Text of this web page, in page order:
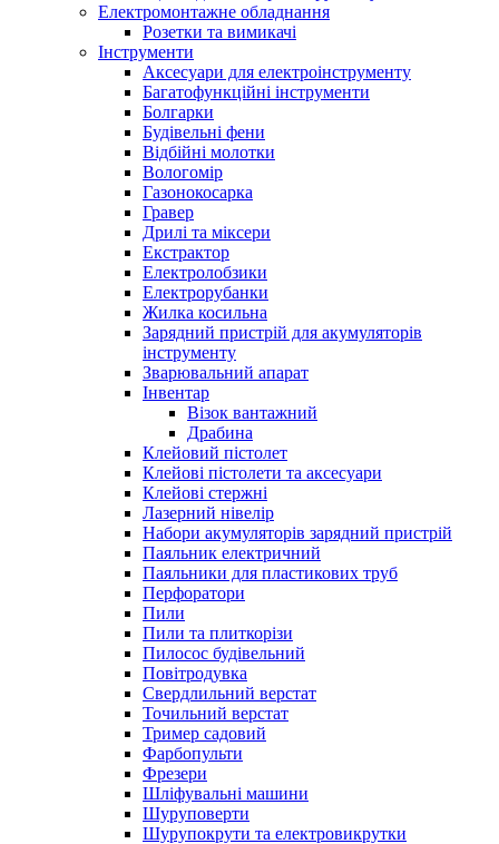
Електромонтажне обладнання
Розетки та вимикачі
Інструменти
Аксесуари для електроінструменту
Багатофункційні інструменти
Болгарки
Будівельні фени
Відбійні молотки
Вологомір
Газонокосарка
Гравер
Дрилі та міксери
Екстрактор
Електролобзики
Електрорубанки
Жилка косильна
Зарядний пристрій для акумуляторів
інструменту
Зварювальний апарат
Інвентар
Візок вантажний
Драбина
Клейовий пістолет
Клейові пістолети та аксесуари
Клейові стержні
Лазерний нівелір
Набори акумуляторів зарядний пристрій
Паяльник електричний
Паяльники для пластикових труб
Перфоратори
Пили
Пили та плиткорізи
Пилосос будівельний
Повітродувка
Свердлильний верстат
Точильний верстат
Тример садовий
Фарбопульти
Фрезери
Шліфувальні машини
Шуруповерти
Шурупокрути та електровикрутки